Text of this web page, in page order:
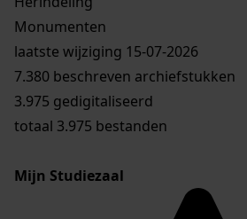
Monumenten
laatste wijziging 15-07-2026
7.380 beschreven archiefstukken
3.975 gedigitaliseerd
totaal 3.975 bestanden
Mijn Studiezaal